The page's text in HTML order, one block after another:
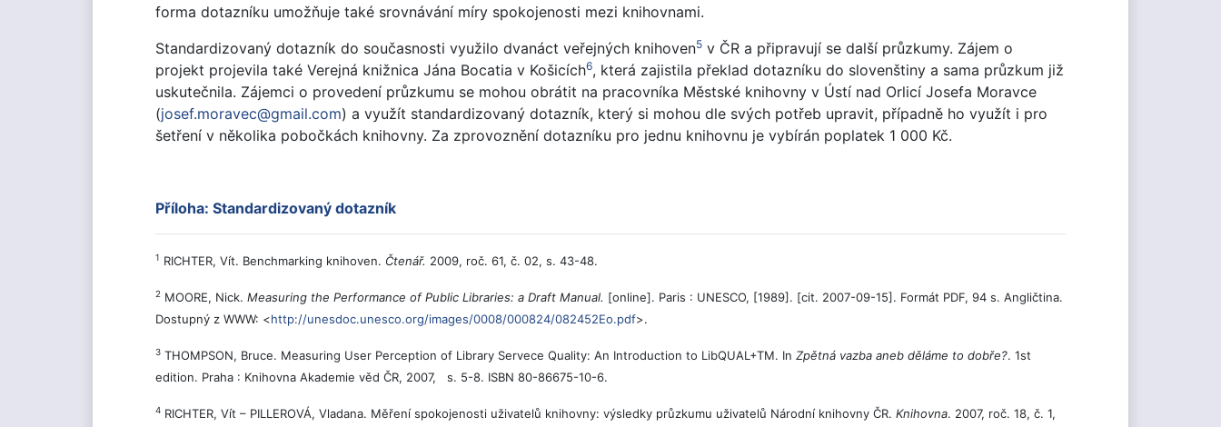
forma dotazníku umožňuje také srovnávání míry spokojenosti mezi knihovnami.
Standardizovaný dotazník do současnosti využilo dvanáct veřejných knihoven5 v ČR a připravují se další průzkumy. Zájem o
projekt projevila také Verejná knižnica Jána Bocatia v Košicích6, která zajistila překlad dotazníku do slovenštiny a sama průzkum již
uskutečnila. Zájemci o provedení průzkumu se mohou obrátit na pracovníka Městské knihovny v Ústí nad Orlicí Josefa Moravce
(josef.moravec@gmail.com) a využít standardizovaný dotazník, který si mohou dle svých potřeb upravit, případně ho využít i pro
šetření v několika pobočkách knihovny. Za zprovoznění dotazníku pro jednu knihovnu je vybírán poplatek 1 000 Kč.
Příloha: Standardizovaný dotazník
1 RICHTER, Vít. Benchmarking knihoven. Čtenář. 2009, roč. 61, č. 02, s. 43-48.
2 MOORE, Nick. Measuring the Performance of Public Libraries: a Draft Manual. [online]. Paris : UNESCO, [1989]. [cit. 2007-09-15]. Formát PDF, 94 s. Angličtina.
Dostupný z WWW: <http://unesdoc.unesco.org/images/0008/000824/082452Eo.pdf>.
3 THOMPSON, Bruce. Measuring User Perception of Library Servece Quality: An Introduction to LibQUAL+TM. In Zpětná vazba aneb děláme to dobře?. 1st
edition. Praha : Knihovna Akademie věd ČR, 2007, s. 5-8. ISBN 80-86675-10-6.
4 RICHTER, Vít – PILLEROVÁ, Vladana. Měření spokojenosti uživatelů knihovny: výsledky průzkumu uživatelů Národní knihovny ČR. Knihovna. 2007, roč. 18, č. 1,